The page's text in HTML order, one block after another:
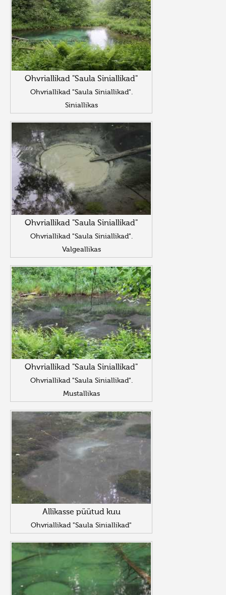
Ohvriallikad "Saula Siniallikad"
Ohvriallikad "Saula Siniallikad".
Siniallikas
Ohvriallikad "Saula Siniallikad"
Ohvriallikad "Saula Siniallikad".
Valgeallikas
Ohvriallikad "Saula Siniallikad"
Ohvriallikad "Saula Siniallikad".
Mustallikas
Allikasse püütud kuu
Ohvriallikad "Saula Siniallikad"